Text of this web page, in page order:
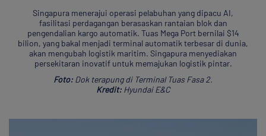
Singapura menerajui operasi pelabuhan yang dipacu AI,
fasilitasi perdagangan berasaskan rantaian blok dan
pengendalian kargo automatik. Tuas Mega Port bernilai $14
bilion, yang bakal menjadi terminal automatik terbesar di dunia,
akan mengubah logistik maritim. Singapura menyediakan
persekitaran inovatif untuk memajukan logistik pintar.
Foto: Dok terapung di Terminal Tuas Fasa 2.
Kredit: Hyundai E&C